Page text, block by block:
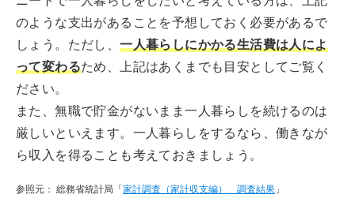
のような支出があることを予想しておく必要があるで
しょう。ただし、一人暮らしにかかる生活費は人によ
って変わるため、上記はあくまでも目安としてご覧く
ださい。
また、無職で貯金がないまま一人暮らしを続けるのは
厳しいといえます。一人暮らしをするなら、働きなが
ら収入を得ることも考えておきましょう。
参照元： 総務省統計局「 家計調査（家計収支編） 調査結果 」